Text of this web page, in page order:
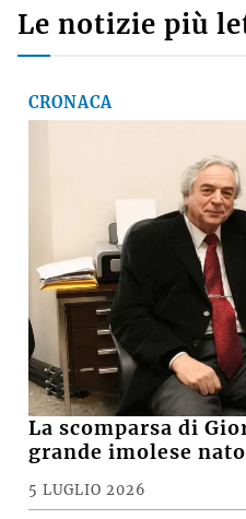
Le notizie più
CRONACA
La scomparsa di
grande imolese
5 LUGLIO 2026